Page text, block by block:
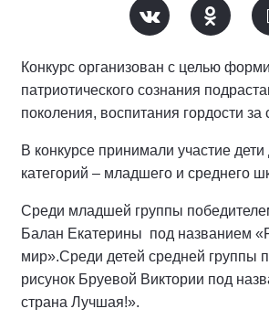
Конкурс организован с целью
патриотического сознания
поколения, воспитания гордости за
В конкурсе принимали участие
категорий – младшего и среднего
Среди младшей группы
Балан Екатерины под названием
мир».Среди детей средней группы
рисунок Бруевой Виктории под
страна Лучшая!».